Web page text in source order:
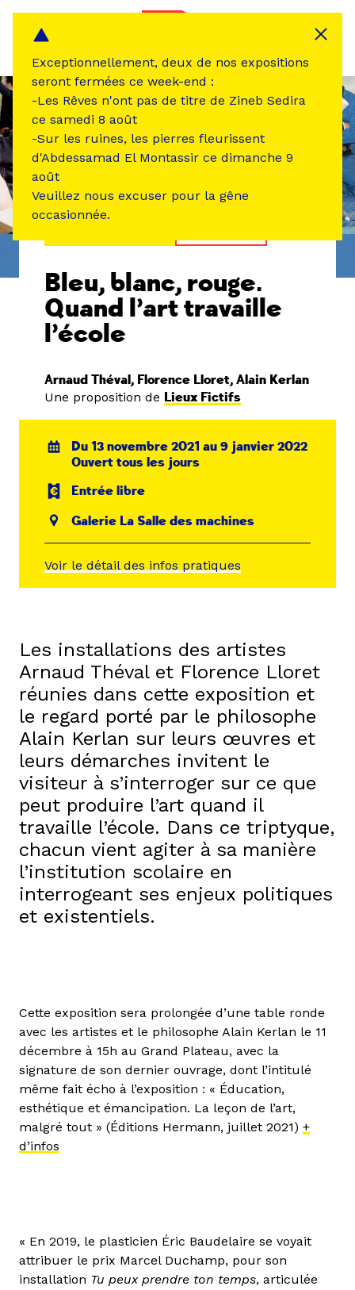
Bleu, blanc, rouge.
Quand l’art travaille
l’école
Arnaud Théval, Florence Lloret, Alain Kerlan
Une proposition de Lieux Fictifs
Du 13 novembre 2021 au 9 janvier 2022
Ouvert tous les jours
Entrée libre
Galerie La Salle des machines
Voir le détail des infos pratiques
Les installations des artistes
Arnaud Théval et Florence Lloret
réunies dans cette exposition et
le regard porté par le philosophe
Alain Kerlan sur leurs œuvres et
leurs démarches invitent le
visiteur à s’interroger sur ce que
peut produire l’art quand il
travaille l’école. Dans ce triptyque,
chacun vient agiter à sa manière
l’institution scolaire en
interrogeant ses enjeux politiques
et existentiels.
Cette exposition sera prolongée d’une table ronde
avec les artistes et le philosophe Alain Kerlan le 11
décembre à 15h au Grand Plateau, avec la
signature de son dernier ouvrage, dont l’intitulé
même fait écho à l’exposition : « Éducation,
esthétique et émancipation. La leçon de l’art,
malgré tout » (Éditions Hermann, juillet 2021) +
d’infos
« En 2019, le plasticien Éric Baudelaire se voyait
attribuer le prix Marcel Duchamp, pour son
installation Tu peux prendre ton temps, articulée
Exceptionnellement, deux de nos expositions
seront fermées ce week-end :
-Les Rêves n'ont pas de titre de Zineb Sedira
ce samedi 8 août
-Sur les ruines, les pierres fleurissent
d'Abdessamad El Montassir ce dimanche 9
août
Veuillez nous excuser pour la gêne
occasionnée.
Panneau de gestion des cookies